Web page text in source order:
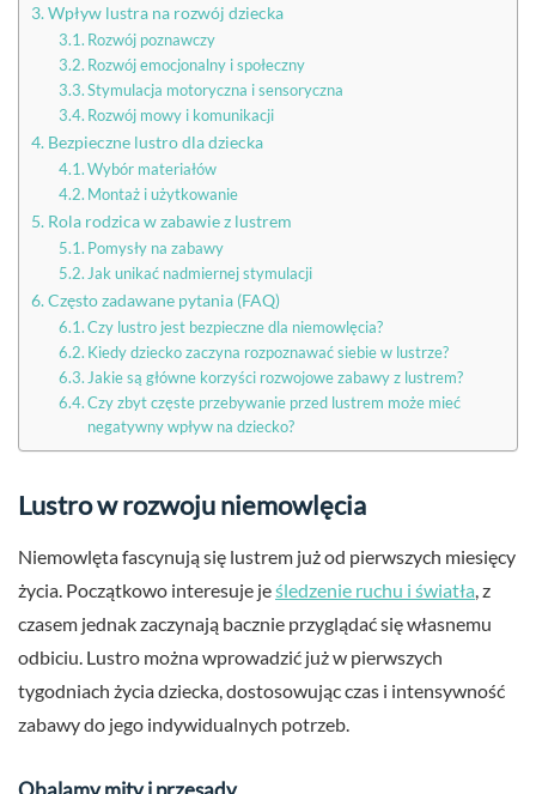
Wpływ lustra na rozwój dziecka
Rozwój poznawczy
Rozwój emocjonalny i społeczny
Stymulacja motoryczna i sensoryczna
Rozwój mowy i komunikacji
Bezpieczne lustro dla dziecka
Wybór materiałów
Montaż i użytkowanie
Rola rodzica w zabawie z lustrem
Pomysły na zabawy
Jak unikać nadmiernej stymulacji
Często zadawane pytania (FAQ)
Czy lustro jest bezpieczne dla niemowlęcia?
Kiedy dziecko zaczyna rozpoznawać siebie w lustrze?
Jakie są główne korzyści rozwojowe zabawy z lustrem?
Czy zbyt częste przebywanie przed lustrem może mieć
negatywny wpływ na dziecko?
Lustro w rozwoju niemowlęcia
Niemowlęta fascynują się lustrem już od pierwszych miesięcy
życia. Początkowo interesuje jeśledzenie ruchu i światła , z
czasem jednak zaczynają bacznie przyglądać się własnemu
odbiciu. Lustro można wprowadzić już w pierwszych
tygodniach życia dziecka, dostosowując czas i intensywność
zabawy do jego indywidualnych potrzeb.